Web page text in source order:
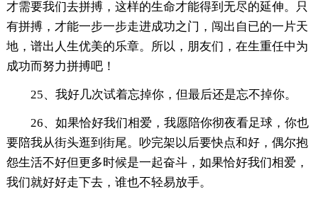
才需要我们去拼搏，这样的生命才能得到无尽的延伸。只
有拼搏，才能一步一步走进成功之门，闯出自已的一片天
地，谱出人生优美的乐章。所以，朋友们，在生重任中为
成功而努力拼搏吧！
25、我好几次试着忘掉你，但最后还是忘不掉你。
26、如果恰好我们相爱，我愿陪你彻夜看足球，你也
要陪我从街头逛到街尾。吵完架以后要快点和好，偶尔抱
怨生活不好但更多时候是一起奋斗，如果恰好我们相爱，
我们就好好走下去，谁也不轻易放手。